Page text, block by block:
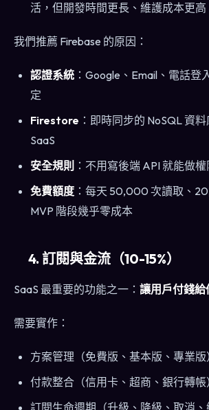
活，但開發時間更長、維護成本更高
我們推薦 Firebase 的原因：
認證系統 ：Google、Email、電話登
定
Firestore ：即時同步的 NoSQL 資
SaaS
安全規則 ：不用寫後端 API 就能做權
免費額度 ：每天 50,000 次讀取、
MVP 階段幾乎零成本
4. 訂閱與金流（10-15%）
SaaS 最重要的功能之一： 讓用戶付錢給
需要實作：
方案管理（免費版、基本版、專業版
付款整合（信用卡、超商、銀行轉帳
訂閱生命週期（升級、降級、取消、